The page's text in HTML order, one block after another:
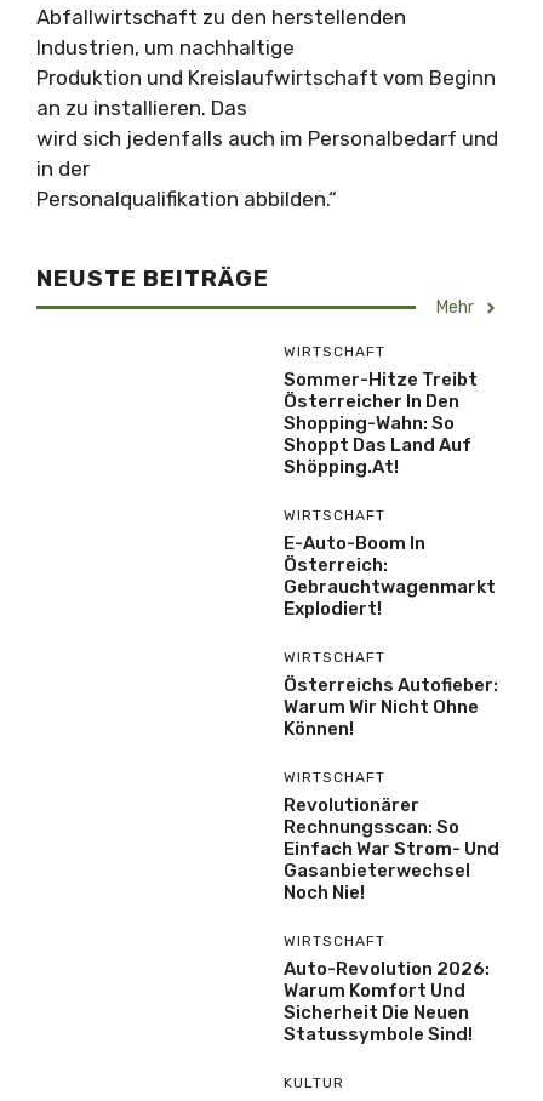
Abfallwirtschaft zu den herstellenden
Industrien, um nachhaltige
Produktion und Kreislaufwirtschaft vom Beginn
an zu installieren. Das
wird sich jedenfalls auch im Personalbedarf und
in der
Personalqualifikation abbilden.“
NEUSTE BEITRÄGE
Mehr
WIRTSCHAFT
Sommer-Hitze Treibt
Österreicher In Den
Shopping-Wahn: So
Shoppt Das Land Auf
Shöpping.at!
WIRTSCHAFT
E-Auto-Boom In
Österreich:
Gebrauchtwagenmarkt
Explodiert!
WIRTSCHAFT
Österreichs Autofieber:
Warum Wir Nicht Ohne
Können!
WIRTSCHAFT
Revolutionärer
Rechnungsscan: So
Einfach War Strom- Und
Gasanbieterwechsel
Noch Nie!
WIRTSCHAFT
Auto-Revolution 2026:
Warum Komfort Und
Sicherheit Die Neuen
Statussymbole Sind!
KULTUR